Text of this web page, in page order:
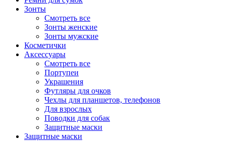
Зонты
Смотреть все
Зонты женские
Зонты мужские
Косметички
Аксессуары
Смотреть все
Портупеи
Украшения
Футляры для очков
Чехлы для планшетов, телефонов
Для взрослых
Поводки для собак
Защитные маски
Защитные маски